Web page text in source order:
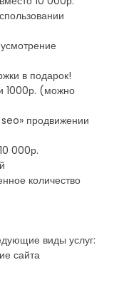
в подарок!
1000р. (можно
продвижении
000р.
количество
виды услуг:
сайта